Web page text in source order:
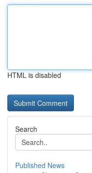
HTML is disabled
Search
Published News